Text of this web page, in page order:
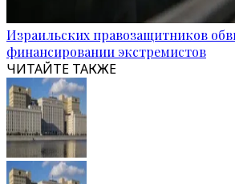
Израильских правозащитников
финансировании экстремистов
ЧИТАЙТЕ ТАКЖЕ